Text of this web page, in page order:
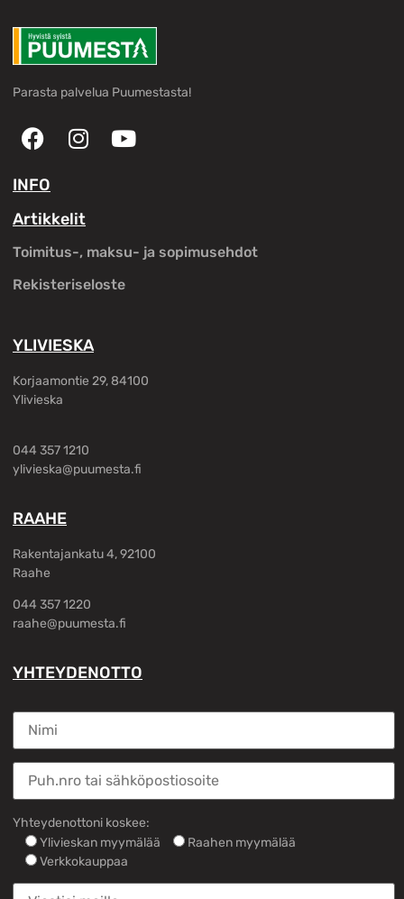
Parasta palvelua Puumestasta!
INFO
Artikkelit
Toimitus-, maksu- ja sopimusehdot
Rekisteriseloste
YLIVIESKA
Korjaamontie 29, 84100
Ylivieska
044 357 1210
ylivieska@puumesta.fi
RAAHE
Rakentajankatu 4, 92100
Raahe
044 357 1220
raahe@puumesta.fi
YHTEYDENOTTO
Yhteydenottoni koskee:
Ylivieskan myymälää
Raahen myymälää
Verkkokauppaa